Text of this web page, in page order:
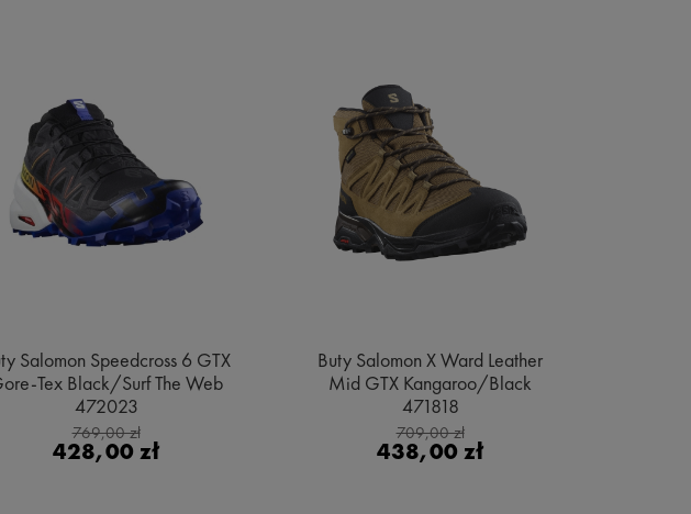
Salomon Speedcross 6 GTX
Tex Black/Surf The Web
472023
769,00 zł
428,00 zł
Buty Salomon X Ward Leather
Mid GTX Kangaroo/Black
471818
709,00 zł
438,00 zł